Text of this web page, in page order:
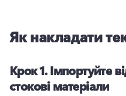
Як накладати
Крок 1. Імпортуйте
стокові матеріали